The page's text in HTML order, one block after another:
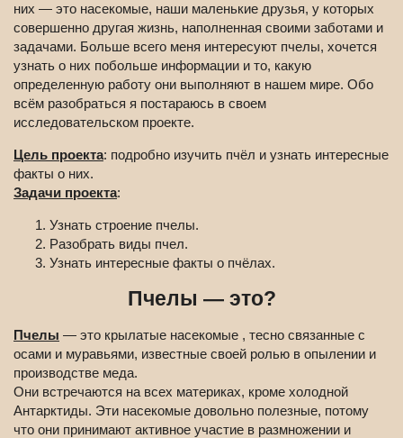
них — это насекомые, наши маленькие друзья, у которых
совершенно другая жизнь, наполненная своими заботами и
задачами. Больше всего меня интересуют пчелы, хочется
узнать о них побольше информации и то, какую
определенную работу они выполняют в нашем мире. Обо
всём разобраться я постараюсь в своем
исследовательском проекте.
Цель проекта: подробно изучить пчёл и узнать интересные
факты о них.
Задачи проекта:
Узнать строение пчелы.
Разобрать виды пчел.
Узнать интересные факты о пчёлах.
Пчелы — это?
Пчелы — это крылатые насекомые , тесно связанные с
осами и муравьями, известные своей ролью в опылении и
производстве меда.
Они встречаются на всех материках, кроме холодной
Антарктиды. Эти насекомые довольно полезные, потому
что они принимают активное участие в размножении и